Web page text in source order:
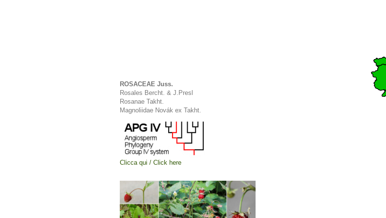
ROSACEAE Juss.
Rosales Bercht. & J.Presl
Rosanae Takht.
Magnoliidae Novák ex Takht.
Clicca qui / Click here